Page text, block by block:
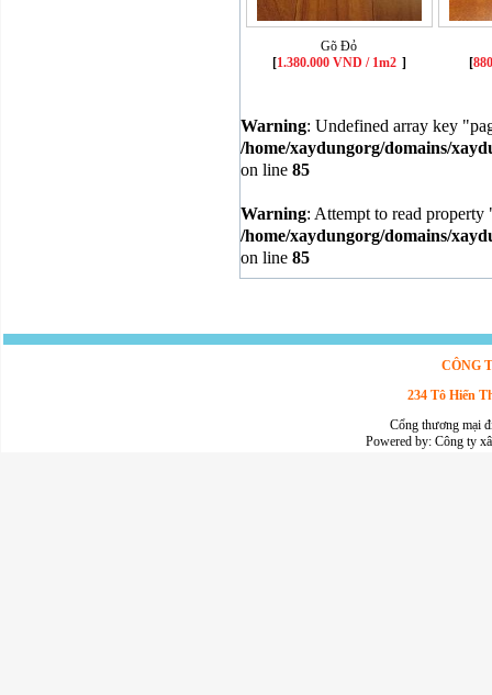
Gõ Đỏ
[1.380.000 VND / 1m2 ] [
Warning: Undefined array key
/home/xaydungorg/domains/
on line 85
Warning: Attempt to read
/home/xaydungorg/domains/
on line 85
CÔNG
234 Tô Hiến
Cổng thương mại
Powered by: Công ty